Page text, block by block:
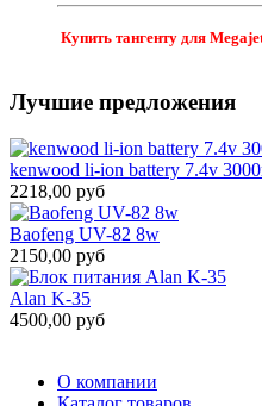
Купить тангенту для
Лучшие предложения
kenwood li-ion battery 7.4v
2218,00 руб
Baofeng UV-82 8w
2150,00 руб
Alan K-35
4500,00 руб
О компании